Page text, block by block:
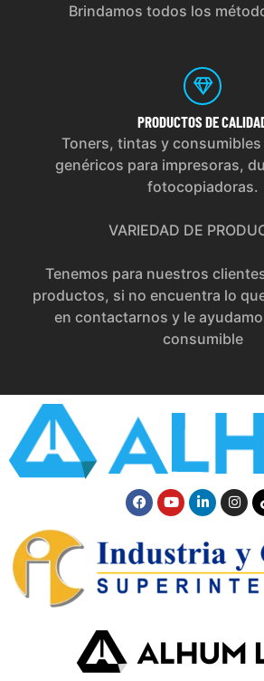
Brindamos todos los
PRODUCTOS DE
Toners, tintas y
genéricos para impresoras,
fotocopiadoras.
VARIEDAD DE
Tenemos para nuestros
productos, si no encuentra lo
en contactarnos y le
consumible